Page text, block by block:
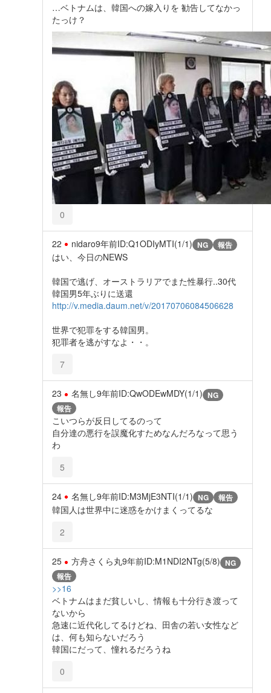
…ベトナムは、韓国への嫁入りを 勧告してなかっ
たっけ？
0
22 nidaro9年前ID:Q1ODIyMTI(1/1) NG 報告
はい、今日のNEWS
韓国で逃げ、オーストラリアでまた性暴行..30代
韓国男5年ぶりに送還
http://v.media.daum.net/v/20170706084506628
世界で犯罪をする韓国男。
犯罪者を逃がすなよ・・。
7
23 名無し9年前ID:QwODEwMDY(1/1) NG
報告
こいつらが反日してるのって
自分達の悪行を誤魔化すためなんだろなって思う
わ
5
24 名無し9年前ID:M3MjE3NTI(1/1) NG 報告
韓国人は世界中に迷惑をかけまくってるな
2
25 方舟さくら丸9年前ID:M1NDI2NTg(5/8) NG
報告
>>16
ベトナムはまだ貧しいし、情報も十分行き渡って
ないから
急速に近代化してるけどね、田舎の若い女性など
は、何も知らないだろう
韓国にだって、憧れるだろうね
0